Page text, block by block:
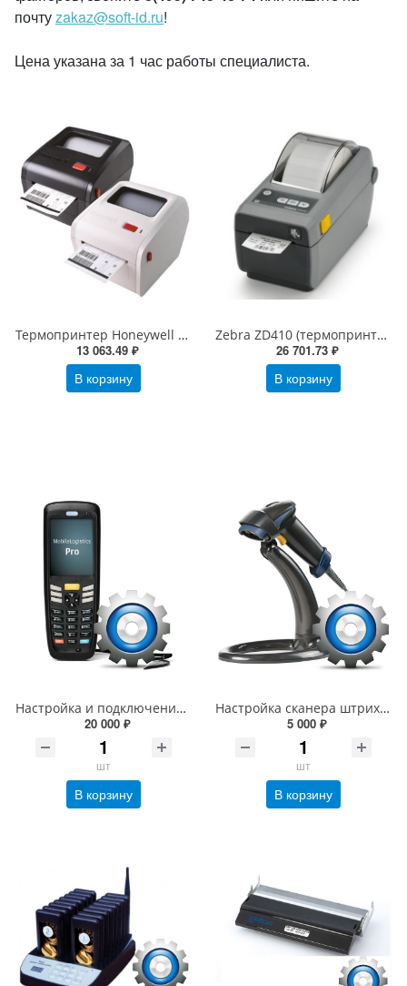
почтуzakaz@soft-id.ru!
Цена указана за 1 час работы специалиста.
Термопринтер Honeywell PC42d (203dpi, USB+RS, шир. печати 104 мм) Черный/ Белый
13 063.49 ₽
В корзину
Zebra ZD410 (термопринтер, 203 dpi, USB, USB Host, BTLE, серый)
26 701.73 ₽
В корзину
Настройка и подключение ТСД к 1С и др. ПО
20 000 ₽
шт
В корзину
Настройка сканера штрих кода (подключение сканера штрих кода к 1С и др. ПО)
5 000 ₽
шт
В корзину